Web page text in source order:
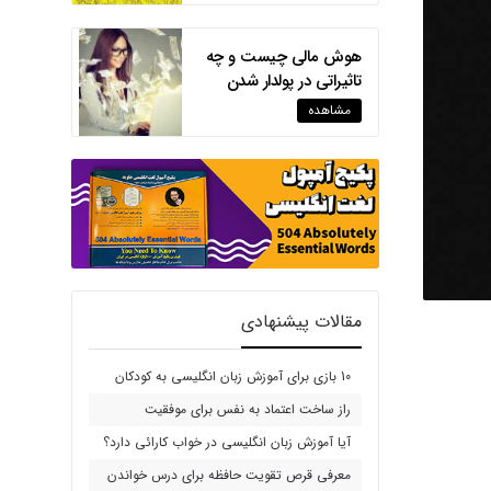
هوش مالی چیست و چه
تاثیراتی در پولدار شدن
دارد؟
مشاهده
مقالات پیشنهادی
10 بازی برای آموزش زبان انگلیسی به کودکان
راز ساخت اعتماد به نفس برای موفقیت
آیا آموزش زبان انگلیسی در خواب کارائی دارد؟
معرفی قرص تقویت حافظه برای درس خواندن